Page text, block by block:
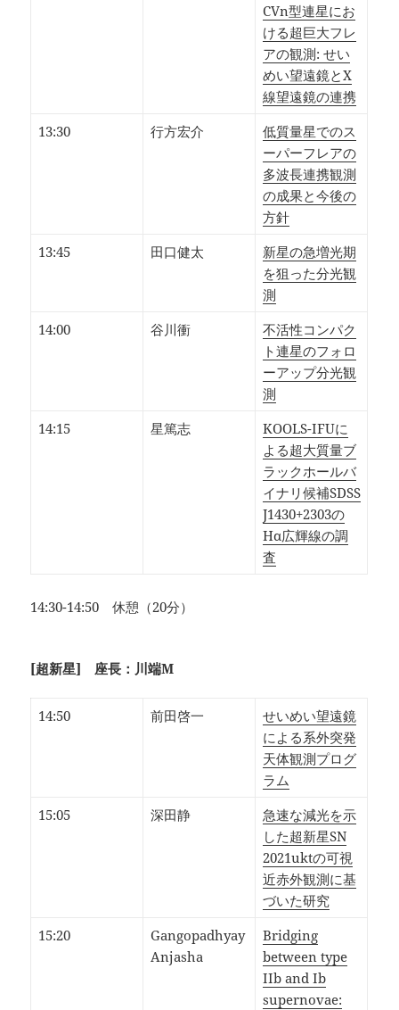
CVn型連星にお
ける超巨大フレ
アの観測: せい
めい望遠鏡とX
線望遠鏡の連携
13:30
行方宏介
低質量星でのス
ーパーフレアの
多波長連携観測
の成果と今後の
方針
13:45
田口健太
新星の急増光期
を狙った分光観
測
14:00
谷川衝
不活性コンパク
ト連星のフォロ
ーアップ分光観
測
14:15
星篤志
KOOLS-IFUに
よる超大質量ブ
ラックホールバ
イナリ候補SDSS
J1430+2303の
Hα広輝線の調
査
14:30-14:50 休憩（20分）
[超新星] 座長：川端M
14:50 前田啓一
せいめい望遠鏡
による系外突発
天体観測プログ
ラム
15:05
深田静
急速な減光を示
した超新星SN
2021uktの可視
近赤外観測に基
づいた研究
15:20
Gangopadhyay
Anjasha
Bridging
between type
IIb and Ib
supernovae: